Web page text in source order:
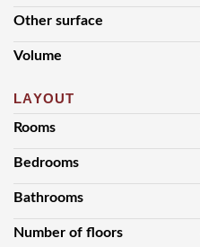
Other surface
Volume
LAYOUT
Rooms
Bedrooms
Bathrooms
Number of floors